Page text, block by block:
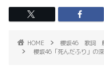
HOME
櫻坂46 歌詞
櫻坂46「死んだふり」の